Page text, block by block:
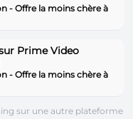
- Offre la moins chère à
Prime Video
- Offre la moins chère à
sur une autre plateforme